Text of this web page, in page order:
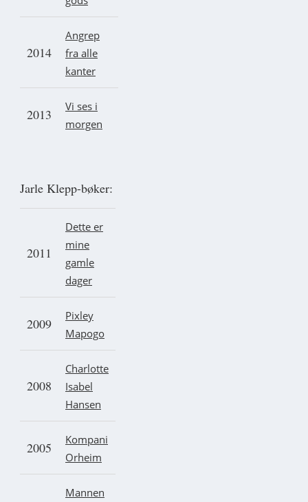
2014
Angrep
fra alle
kanter
2013
Vi ses i
morgen
Jarle Klepp-bøker:
2011
Dette er
mine
gamle
dager
2009
Pixley
Mapogo
2008
Charlotte
Isabel
Hansen
2005
Kompani
Orheim
Mannen